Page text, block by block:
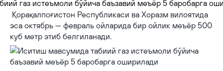
Қорақалпоғистон Республикаси ва Хоразм вилоятида
эса октябрь — февраль ойларида бир ойлик меъёр 500
куб метр этиб белгиланади.